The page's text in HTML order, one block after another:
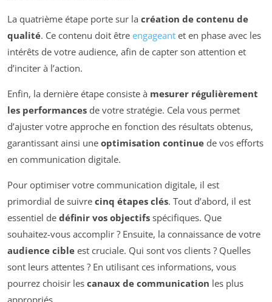
La quatrième étape porte sur la création de contenu de
qualité. Ce contenu doit être engageant et en phase avec les
intérêts de votre audience, afin de capter son attention et
d’inciter à l’action.
Enfin, la dernière étape consiste à mesurer régulièrement
les performances de votre stratégie. Cela vous permet
d’ajuster votre approche en fonction des résultats obtenus,
garantissant ainsi une optimisation continue de vos efforts
en communication digitale.
Pour optimiser votre communication digitale, il est
primordial de suivre cinq étapes clés. Tout d’abord, il est
essentiel de définir vos objectifs spécifiques. Que
souhaitez-vous accomplir ? Ensuite, la connaissance de votre
audience cible est cruciale. Qui sont vos clients ? Quelles
sont leurs attentes ? En utilisant ces informations, vous
pourrez choisir les canaux de communication les plus
appropriés.